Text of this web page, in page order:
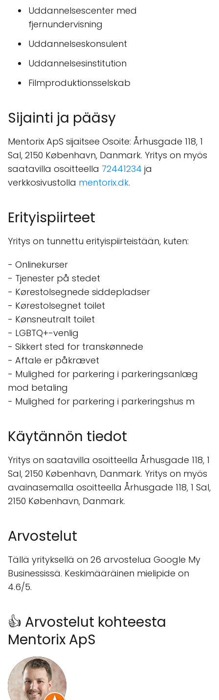
Uddannelsescenter med
fjernundervisning
Uddannelseskonsulent
Uddannelsesinstitution
Filmproduktionsselskab
Sijainti ja pääsy
Mentorix ApS sijaitsee Osoite: Århusgade 118, 1
Sal, 2150 København, Danmark. Yritys on myös
saatavilla osoitteella 72441234 ja
verkkosivustolla mentorix.dk.
Erityispiirteet
Yritys on tunnettu erityispiirteistään, kuten:
- Onlinekurser
- Tjenester på stedet
- Kørestolsegnede siddepladser
- Kørestolsegnet toilet
- Kønsneutralt toilet
- LGBTQ+-venlig
- Sikkert sted for transkønnede
- Aftale er påkrævet
- Mulighed for parkering i parkeringsanlæg
mod betaling
- Mulighed for parkering i parkeringshus m
Käytännön tiedot
Yritys on saatavilla osoitteella Århusgade 118, 1
Sal, 2150 København, Danmark. Yritys on myös
avainasemalla osoitteella Århusgade 118, 1 Sal,
2150 København, Danmark.
Arvostelut
Tällä yrityksellä on 26 arvostelua Google My
Businessissä. Keskimääräinen mielipide on
4.6/5.
👍 Arvostelut kohteesta
Mentorix ApS